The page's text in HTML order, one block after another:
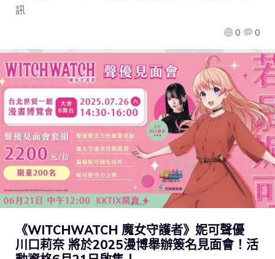
0 0
訊
《WITCHWATCH 魔女守護者》妮可聲優
川口莉奈 將於2025漫博舉辦簽名見面會！活